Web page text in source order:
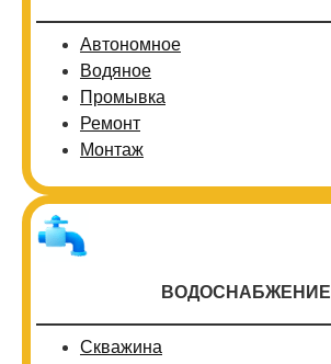
Автономное
Водяное
Промывка
Ремонт
Монтаж
ВОДОСНАБЖЕНИЕ
Скважина